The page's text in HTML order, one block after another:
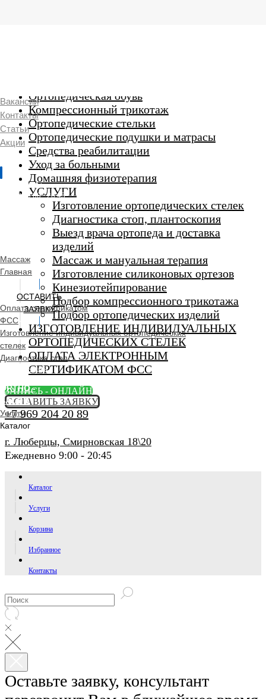
г. Люберцы
Пн-Вс 9:00 - 20:45
салон
Ортопедическая обувь
Компрессионный трикотаж
Ортопедические стельки
Ортопедические подушки и матрасы
Средства реабилитации
Уход за больными
Домашняя физиотерапия
УСЛУГИ
Изготовление ортопедических стелек
Диагностика стоп, плантоскопия
Выезд врача ортопеда и доставка
изделий
Массаж и мануальная терапия
Изготовление силиконовых ортезов
Кинезиотейпирование
Подбор компрессионного трикотажа
Подбор ортопедических изделий
ИЗГОТОВЛЕНИЕ ИНДИВИДУАЛЬНЫХ
ОРТОПЕДИЧЕСКИХ СТЕЛЕК
ОПЛАТА ЭЛЕКТРОННЫМ
СЕРТИФИКАТОМ ФСС
ЗАПИСЬ - ОНЛАЙН
ОСТАВИТЬ ЗАЯВКУ
+7 969 204 20 89
г. Люберцы, Смирновская 18\20
Ежедневно 9:00 - 20:45
Каталог
Услуги
Корзина
Избранное
Контакты
Оставьте заявку, консультант
Вакансии
Контакты
Статьи
Акции
Массаж
Главная
ОСТАВИТЬ
ЗАЯВКУ
Оплата сертификатом
ФСС
Изготовление индивидуальных ортопедических
стелек
Диагностика стоп
Ортопедический
ORTHO -
SALON
Услуги
Каталог